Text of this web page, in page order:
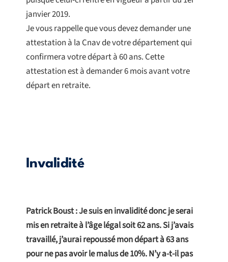
janvier 2019.
Je vous rappelle que vous devez demander une
attestation à la Cnav de votre département qui
confirmera votre départ à 60 ans. Cette
attestation est à demander 6 mois avant votre
départ en retraite.
Invalidité
Patrick Boust : Je suis en invalidité donc je serai
mis en retraite à l’âge légal soit 62 ans. Si j’avais
travaillé, j’aurai repoussé mon départ à 63 ans
pour ne pas avoir le malus de 10%. N’y a-t-il pas